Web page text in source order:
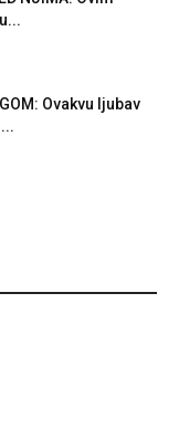
Ovakvu ljubav